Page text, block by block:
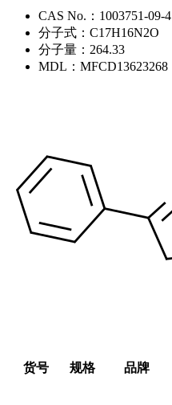
CAS No.： 1003751-09-4
分子式： C17H16N2O
分子量： 264.33
MDL： MFCD13623268
货号 规格 品牌